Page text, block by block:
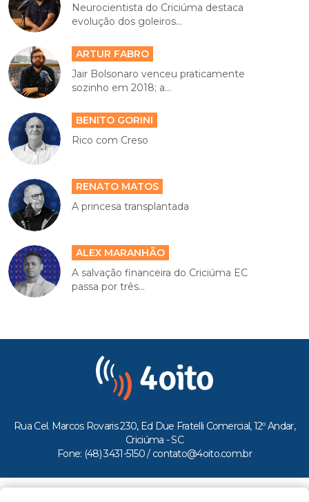
Neurocientista do Criciúma destaca
evolução dos goleiros...
ARTUR FABRO
Jair Bolsonaro venceu praticamente
sozinho em 2018; a...
BENITO GORINI
Rico com Creso
RENATO MATOS
A princesa transplantada
ALEX MARANHÃO
A salvação financeira do Criciúma EC
passa por três...
Rua Cel. Marcos Rovaris 230, Ed Due Fratelli Comercial, 12º Andar,
Criciúma - SC
Fone: (48) 3431-5150 / contato@4oito.com.br